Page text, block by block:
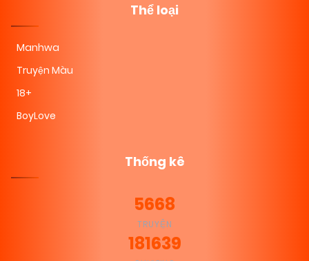
Thể loại
Manhwa
Truyện Màu
18+
BoyLove
Thống kê
5668
TRUYỆN
181639